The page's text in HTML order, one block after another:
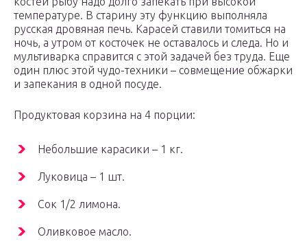
температуре. В старину эту функцию выполняла
русская дровяная печь. Карасей ставили томиться на
ночь, а утром от косточек не оставалось и следа. Но и
мультиварка справится с этой задачей без труда. Еще
один плюс этой чудо-техники – совмещение обжарки
и запекания в одной посуде.
Продуктовая корзина на 4 порции:
Небольшие карасики – 1 кг.
Луковица – 1 шт.
Сок 1/2 лимона.
Оливковое масло.